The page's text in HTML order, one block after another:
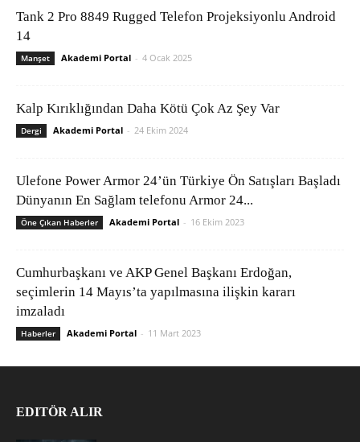
Tank 2 Pro 8849 Rugged Telefon Projeksiyonlu Android
14
Manşet Akademi Portal - 4 Ocak 2025
Kalp Kırıklığından Daha Kötü Çok Az Şey Var
Dergi Akademi Portal - 24 Ekim 2024
Ulefone Power Armor 24’ün Türkiye Ön Satışları Başladı
Dünyanın En Sağlam telefonu Armor 24...
Öne Çıkan Haberler Akademi Portal - 16 Ekim 2023
Cumhurbaşkanı ve AKP Genel Başkanı Erdoğan,
seçimlerin 14 Mayıs’ta yapılmasına ilişkin kararı
imzaladı
Haberler Akademi Portal - 11 Mart 2023
EDITÖR ALIR